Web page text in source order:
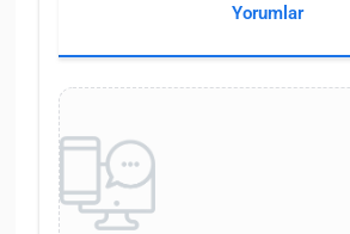
Yorumlar